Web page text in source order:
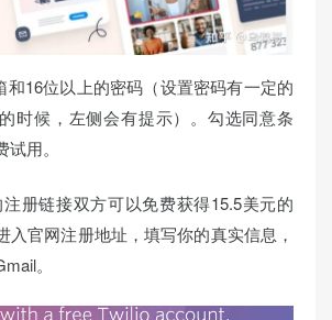
和16位以上的密码（设置密码有一定的
时候，左侧会有提示）。勾选同意条
用。
册链接双方可以免费获得15.5美元的
入官网注册地址，填写你的真实信息，
。